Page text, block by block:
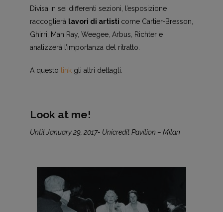
Divisa in sei differenti sezioni, l’esposizione
raccoglierà lavori di artisti come Cartier-Bresson,
Ghirri, Man Ray, Weegee, Arbus, Richter e
analizzerà l’importanza del ritratto.
A questo linkgli altri dettagli.
Look at me!
Until January 29, 2017- Unicredit Pavilion – Milan